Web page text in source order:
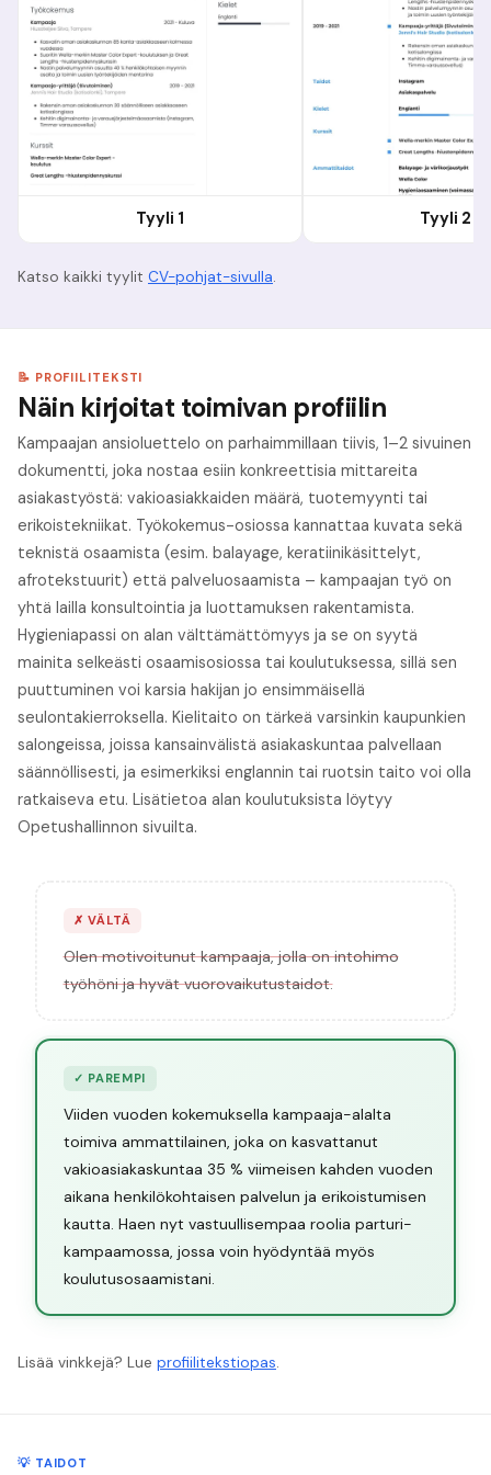
Tyyli 1 Tyyli 2
Katso kaikki tyylit CV-pohjat-sivulla.
📝 PROFIILITEKSTI
Näin kirjoitat toimivan profiilin
Kampaajan ansioluettelo on parhaimmillaan tiivis, 1–2 sivuinen
dokumentti, joka nostaa esiin konkreettisia mittareita
asiakastyöstä: vakioasiakkaiden määrä, tuotemyynti tai
erikoistekniikat. Työkokemus-osiossa kannattaa kuvata sekä
teknistä osaamista (esim. balayage, keratiinikäsittelyt,
afrotekstuurit) että palveluosaamista – kampaajan työ on
yhtä lailla konsultointia ja luottamuksen rakentamista.
Hygieniapassi on alan välttämättömyys ja se on syytä
mainita selkeästi osaamisosiossa tai koulutuksessa, sillä sen
puuttuminen voi karsia hakijan jo ensimmäisellä
seulontakierroksella. Kielitaito on tärkeä varsinkin kaupunkien
salongeissa, joissa kansainvälistä asiakaskuntaa palvellaan
säännöllisesti, ja esimerkiksi englannin tai ruotsin taito voi olla
ratkaiseva etu. Lisätietoa alan koulutuksista löytyy
Opetushallinnon sivuilta.
✗ VÄLTÄ
Olen motivoitunut kampaaja, jolla on intohimo
työhöni ja hyvät vuorovaikutustaidot.
✓ PAREMPI
Viiden vuoden kokemuksella kampaaja-alalta
toimiva ammattilainen, joka on kasvattanut
vakioasiakaskuntaa 35 % viimeisen kahden vuoden
aikana henkilökohtaisen palvelun ja erikoistumisen
kautta. Haen nyt vastuullisempaa roolia parturi-
kampaamossa, jossa voin hyödyntää myös
koulutusosaamistani.
Lisää vinkkejä? Lue profiilitekstiopas.
💡 TAIDOT